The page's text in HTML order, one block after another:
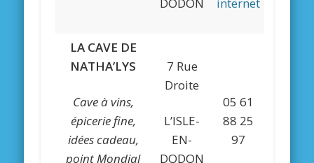
LA CAVE DE
NATHA’LYS
Cave à vins,
épicerie fine,
idées cadeau,
point Mondial
7 Rue
Droite
L’ISLE-
EN-
DODON
05 61
88 25
97